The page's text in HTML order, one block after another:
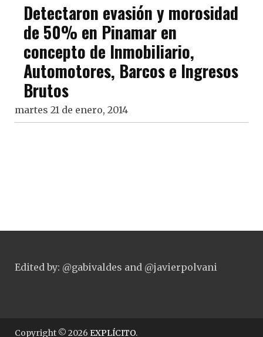
Detectaron evasión y morosidad
de 50% en Pinamar en
concepto de Inmobiliario,
Automotores, Barcos e Ingresos
Brutos
martes 21 de enero, 2014
Edited by: @gabivaldes and @javierpolvani
Copyright © 2026 EXPLÍCITO.